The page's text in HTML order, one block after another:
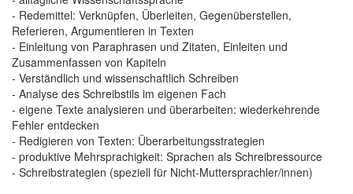
- Redemittel: Verknüpfen, Überleiten, Gegenüberstellen,
Referieren, Argumentieren in Texten
- Einleitung von Paraphrasen und Zitaten, Einleiten und
Zusammenfassen von Kapiteln
- Verständlich und wissenschaftlich Schreiben
- Analyse des Schreibstils im eigenen Fach
- eigene Texte analysieren und überarbeiten: wiederkehrende
Fehler entdecken
- Redigieren von Texten: Überarbeitungsstrategien
- produktive Mehrsprachigkeit: Sprachen als Schreibressource
- Schreibstrategien (speziell für Nicht-Muttersprachler/innen)